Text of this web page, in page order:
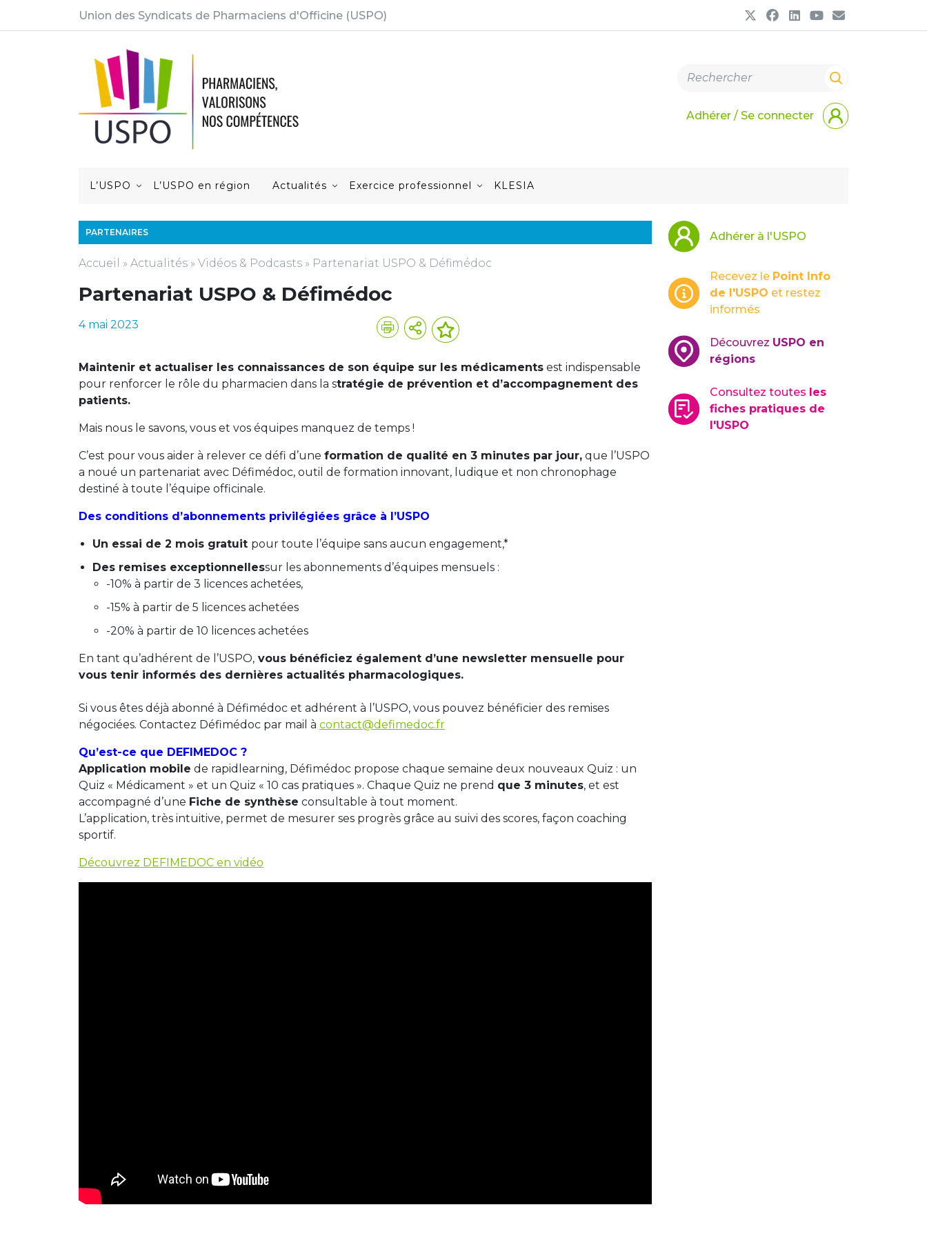
Union des Syndicats de Pharmaciens d'Officine (USPO)
Adhérer / Se connecter
L’USPO L’USPO en région Actualités Exercice professionnel KLESIA
PARTENAIRES
Accueil » Actualités » Vidéos & Podcasts » Partenariat USPO & Défimédoc
Partenariat USPO & Défimédoc
4 mai 2023
Maintenir et actualiser les connaissances de son équipe sur les médicaments est indispensable
pour renforcer le rôle du pharmacien dans la stratégie de prévention et d’accompagnement des
patients.
Mais nous le savons, vous et vos équipes manquez de temps !
C’est pour vous aider à relever ce défi d’une formation de qualité en 3 minutes par jour, que l’USPO
a noué un partenariat avec Défimédoc, outil de formation innovant, ludique et non chronophage
destiné à toute l’équipe officinale.
Des conditions d’abonnements privilégiées grâce à l’USPO
Un essai de 2 mois gratuit pour toute l’équipe sans aucun engagement,*
Des remises exceptionnellessur les abonnements d’équipes mensuels :
-10% à partir de 3 licences achetées,
-15% à partir de 5 licences achetées
-20% à partir de 10 licences achetées
En tant qu’adhérent de l’USPO, vous bénéficiez également d’une newsletter mensuelle pour
vous tenir informés des dernières actualités pharmacologiques.
Si vous êtes déjà abonné à Défimédoc et adhérent à l’USPO, vous pouvez bénéficier des remises
négociées. Contactez Défimédoc par mail à contact@defimedoc.fr
Qu’est-ce que DEFIMEDOC ?
Application mobile de rapidlearning, Défimédoc propose chaque semaine deux nouveaux Quiz : un
Quiz « Médicament » et un Quiz « 10 cas pratiques ». Chaque Quiz ne prend que 3 minutes, et est
accompagné d’une Fiche de synthèse consultable à tout moment.
L’application, très intuitive, permet de mesurer ses progrès grâce au suivi des scores, façon coaching
sportif.
Découvrez DEFIMEDOC en vidéo
Adhérer à l'USPO
Recevez le Point Info
de l'USPO et restez
informés
Découvrez USPO en
régions
Consultez toutes les
fiches pratiques de
l'USPO